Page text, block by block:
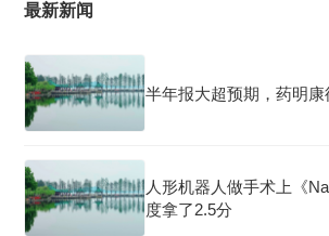
最新新闻
半年报大超预期，药明
人形机器人做手术上《
度拿了2.5分